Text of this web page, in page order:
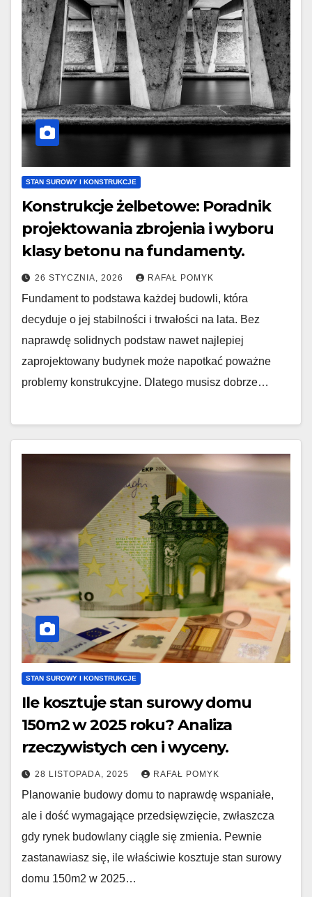
STAN SUROWY I KONSTRUKCJE
Konstrukcje żelbetowe: Poradnik
projektowania zbrojenia i wyboru
klasy betonu na fundamenty.
26 STYCZNIA, 2026 RAFAŁ POMYK
Fundament to podstawa każdej budowli, która
decyduje o jej stabilności i trwałości na lata. Bez
naprawdę solidnych podstaw nawet najlepiej
zaprojektowany budynek może napotkać poważne
problemy konstrukcyjne. Dlatego musisz dobrze…
STAN SUROWY I KONSTRUKCJE
Ile kosztuje stan surowy domu
150m2 w 2025 roku? Analiza
rzeczywistych cen i wyceny.
28 LISTOPADA, 2025 RAFAŁ POMYK
Planowanie budowy domu to naprawdę wspaniałe,
ale i dość wymagające przedsięwzięcie, zwłaszcza
gdy rynek budowlany ciągle się zmienia. Pewnie
zastanawiasz się, ile właściwie kosztuje stan surowy
domu 150m2 w 2025…